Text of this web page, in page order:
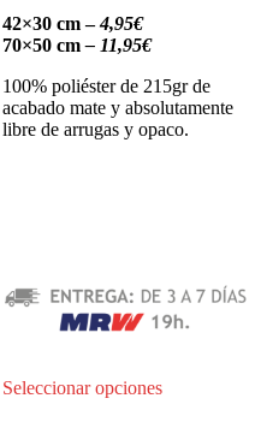
42×30 cm –4,95€
70×50 cm– 11,95€
100% poliéster de 215gr de
acabado mate y absolutamente
libre de arrugas y opaco.
Seleccionar opcionesproducto